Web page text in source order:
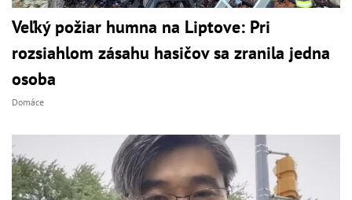
Veľký požiar humna na Liptove: Pri
rozsiahlom zásahu hasičov sa zranila jedna
osoba
Domáce